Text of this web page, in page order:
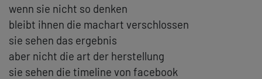
wenn sie nicht so denken
bleibt ihnen die machart verschlossen
sie sehen das ergebnis
aber nicht die art der herstellung
sie sehen die timeline von facebook